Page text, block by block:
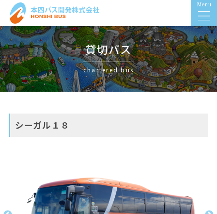
Menu
貸切バス
chartered bus
シーガル１８